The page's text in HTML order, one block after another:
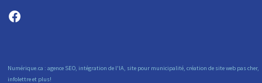
Numérique.ca :agence SEO, intégration de l'IA, site pour municipalité,création de site web pas cher,
infolettreet plus!